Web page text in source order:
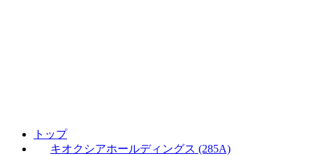
トップ
キオクシアホールディングス (285A)